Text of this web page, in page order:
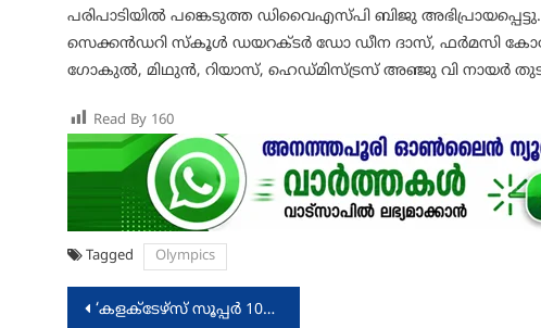
പരിപാടിയിൽ പങ്കെടുത്ത ഡിവൈഎസ്പി ബിജു
സെക്കൻഡറി സ്കൂൾ ഡയറക്ടർ ഡോ ഡീന ദാസ്, ഫർമസി
ഗോകുൽ, മിഥുൻ, റിയാസ്, ഹെഡ്മിസ്ട്രസ് അഞ്ജു വി നായർ
Read By 160
Tagged Olympics
Post
‘കളക്ടേഴ്‌സ് സൂപ്പർ 100’ രണ്ടാം പതിപ്പിന് തുടക്കമായി